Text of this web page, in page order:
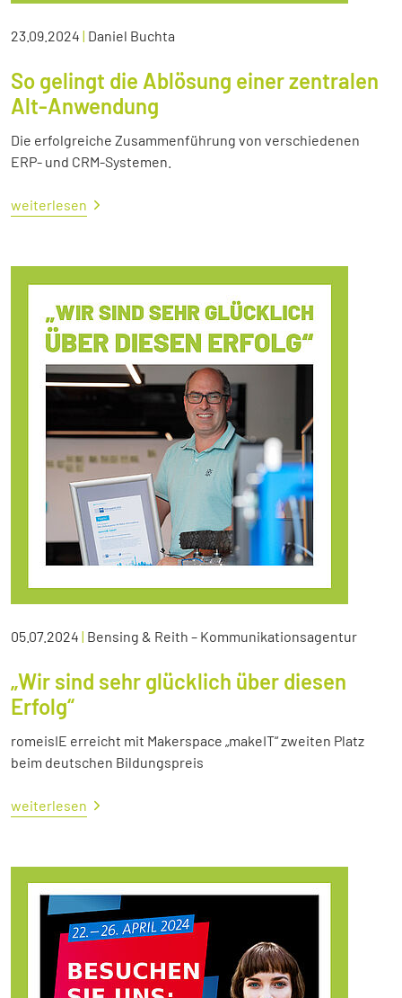
23.09.2024 | Daniel Buchta
So gelingt die Ablösung einer zentralen
Alt-Anwendung
Die erfolgreiche Zusammenführung von verschiedenen
ERP- und CRM-Systemen.
weiterlesen
05.07.2024 | Bensing & Reith – Kommunikationsagentur
„Wir sind sehr glücklich über diesen
Erfolg“
romeisIE erreicht mit Makerspace „makeIT“ zweiten Platz
beim deutschen Bildungspreis
weiterlesen